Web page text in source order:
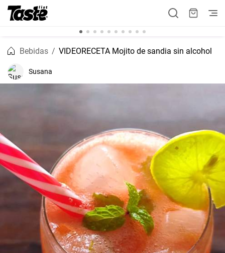
Bebidas VIDEORECETA Mojito de sandia sin alcohol
Susana